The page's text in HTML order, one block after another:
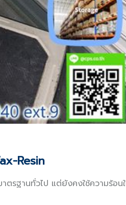
Resin
ฐานทั่วไป แต่ยังคงใช้ความร้อน